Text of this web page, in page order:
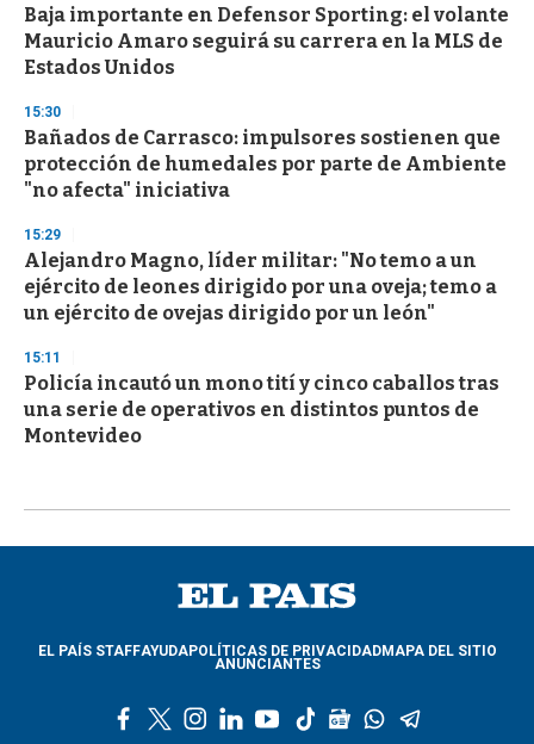
Baja importante en Defensor Sporting: el volante
Mauricio Amaro seguirá su carrera en la MLS de
Estados Unidos
15:30
Bañados de Carrasco: impulsores sostienen que
protección de humedales por parte de Ambiente
"no afecta" iniciativa
15:29
Alejandro Magno, líder militar: "No temo a un
ejército de leones dirigido por una oveja; temo a
un ejército de ovejas dirigido por un león"
15:11
Policía incautó un mono tití y cinco caballos tras
una serie de operativos en distintos puntos de
Montevideo
EL PAÍS STAFFAYUDAPOLÍTICAS DE PRIVACIDADMAPA DEL SITIO
ANUNCIANTES
l
y
t
g
w